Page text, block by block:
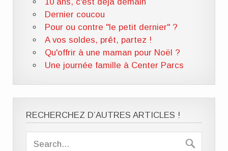
Dernier coucou
Pour ou contre "le petit dernier" ?
A vos soldes, prêt, partez !
Qu'offrir à une maman pour Noël ?
Une journée famille à Center Parcs
RECHERCHEZ D’AUTRES ARTICLES !